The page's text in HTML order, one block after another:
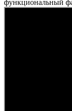
функциональный